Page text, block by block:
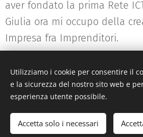
aver fondato la prima Rete
Giulia ora mi occupo della
Impresa fra Imprenditori.
© 2022 DEL PIZZO GILBERTO - Via Garibaldi
Utilizziamo i cookie per consentire il
e la sicurezza del nostro sito web e
esperienza utente possibile.
Accetta solo i necessari